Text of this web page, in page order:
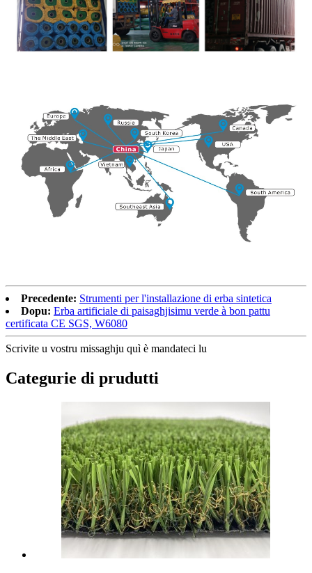
Precedente: Strumenti per l'installazione di erba sintetica
Dopu: Erba artificiale di paisaghjisimu verde à bon pattu
certificata CE SGS, W6080
Scrivite u vostru missaghju quì è mandateci lu
Categurie di prudutti